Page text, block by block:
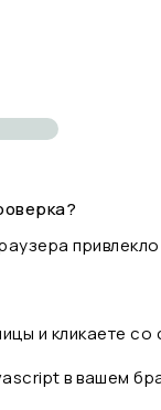
и кликаете
в вашем